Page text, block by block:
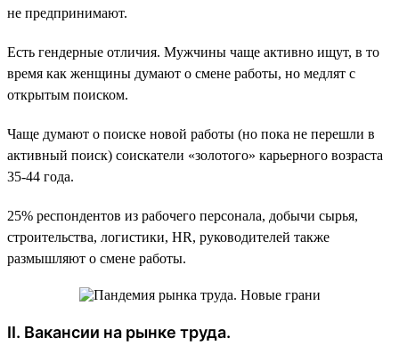
не предпринимают.
Есть гендерные отличия. Мужчины чаще активно ищут, в то
время как женщины думают о смене работы, но медлят с
открытым поиском.
Чаще думают о поиске новой работы (но пока не перешли в
активный поиск) соискатели «золотого» карьерного возраста
35-44 года.
25% респондентов из рабочего персонала, добычи сырья,
строительства, логистики, HR, руководителей также
размышляют о смене работы.
II. Вакансии на рынке труда.